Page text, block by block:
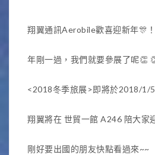
翔翼通訊Aerobile歡喜迎新年🎊！
年剛一過，我們就要參展了呢👏
<2018冬季旅展>即將於2018/1/
翔翼將在 世貿一館 A246 陪大家
剛好要出國的朋友快點看過來~~